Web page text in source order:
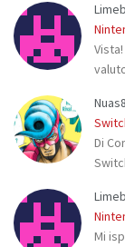
Di
Mi